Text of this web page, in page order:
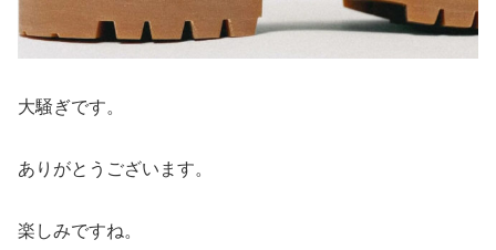
大騒ぎです。
ありがとうございます。
楽しみですね。